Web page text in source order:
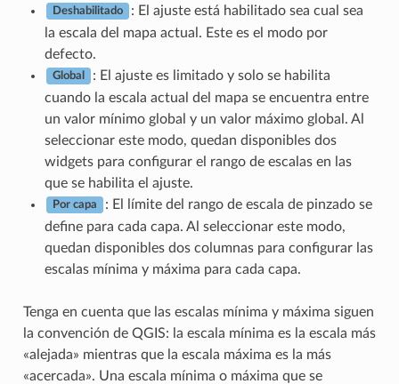
Deshabilitado
: El ajuste está habilitado sea cual sea
la escala del mapa actual. Este es el modo por
defecto.
Global
: El ajuste es limitado y solo se habilita
cuando la escala actual del mapa se encuentra entre
un valor mínimo global y un valor máximo global. Al
seleccionar este modo, quedan disponibles dos
widgets para configurar el rango de escalas en las
que se habilita el ajuste.
Por capa
: El límite del rango de escala de pinzado se
define para cada capa. Al seleccionar este modo,
quedan disponibles dos columnas para configurar las
escalas mínima y máxima para cada capa.
Tenga en cuenta que las escalas mínima y máxima siguen
la convención de QGIS: la escala mínima es la escala más
«alejada» mientras que la escala máxima es la más
«acercada». Una escala mínima o máxima que se